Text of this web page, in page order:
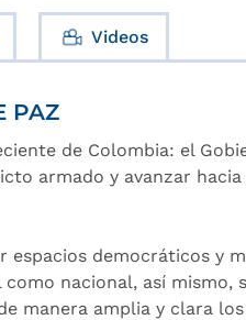
Videos
PAZ
de Colombia: el
armado y avanzar
democráticos y
nacional, así mismo,
manera amplia y clara